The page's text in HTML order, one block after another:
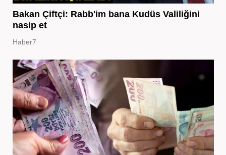
Bakan Çiftçi: Rabb'im bana Kudüs Valiliğini
nasip et
Haber7